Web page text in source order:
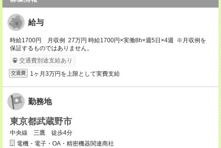
給与
時給1700円 月収例 27万円 時給1700円×実働8h×週5日×4週 ※月収例を
保証するものではありません。
交通費別途支給あり
交通費 1ヶ月3万円を上限として実費支給
勤務地
東京都武蔵野市
中央線 三鷹 徒歩4分
電機・電子・OA・精密機器関連商社